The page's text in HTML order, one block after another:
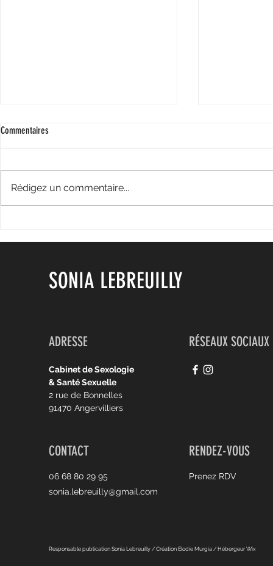
Commentaires
Rédigez un commentaire...
SONIA LEBREUILLY
ADRESSE RÉSEAUX SOCIAUX
Cabinet de Sexologie
& Santé Sexuelle
2 rue de Bonnelles
91470 Angervilliers
CONTACT
06 68 80 29 95
sonia.lebreuilly@gmail.com
Prenez RDV
RENDEZ-VOUS
Responsable publication Sonia Lebreuilly / Création Elodie Murgia / Hébergeur Wix